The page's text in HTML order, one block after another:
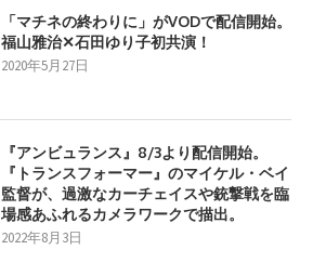
「マチネの終わりに」がVODで配信開始。
福山雅治✕石田ゆり子初共演！
2020年5月27日
『アンビュランス』8/3より配信開始。
『トランスフォーマー』のマイケル・ベイ
監督が、過激なカーチェイスや銃撃戦を臨
場感あふれるカメラワークで描出。
2022年8月3日